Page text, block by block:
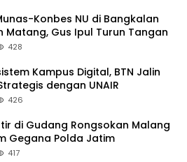
Konbes NU di Bangkalan
Matang, Gus Ipul Turun Tangan
428
Kampus Digital, BTN Jalin
dengan UNAIR
426
di Gudang Rongsokan Malang
Gegana Polda Jatim
417